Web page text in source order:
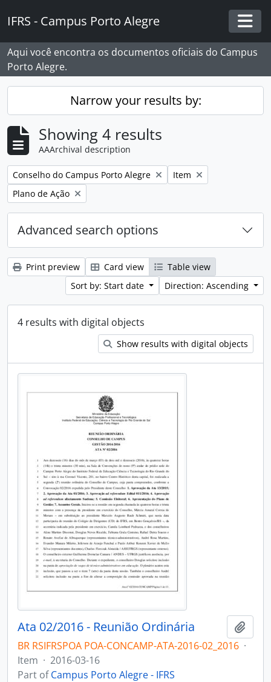
IFRS - Campus Porto Alegre
Aqui você encontra os documentos oficiais do Campus
Porto Alegre.
Narrow your results by:
Showing 4 results
AAArchival description
Remove filter:
Conselho do Campus Porto Alegre Remove filter:
Item
Remove filter:
Plano de Ação
Advanced search options
Print preview Card view
Table view
Sort by: Start date
Direction: Ascending
4 results with digital objects
Show results with digital objects
Ata 02/2016 - Reunião Ordinária
BR RSIFRSPOA POA-CONCAMP-ATA-2016-02_2016 ·
Item · 2016-03-16
Part ofCampus Porto Alegre - IFRS